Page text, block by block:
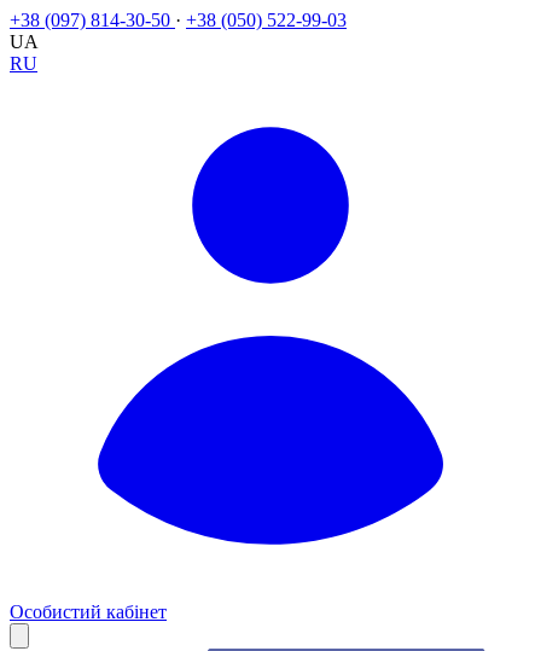
+38 (097) 814-30-50 · +38 (050) 522-99-03
UA
RU
Особистий кабінет